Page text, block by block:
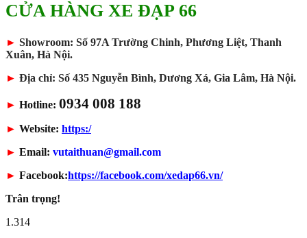
CỬA HÀNG XE ĐẠP 66
► Showroom: Số 97A Trường Chinh, Phương Liệt, Thanh
Xuân, Hà Nội.
► Địa chỉ: Số 435 Nguyễn Bình, Dương Xá, Gia Lâm, Hà Nội.
► Hotline: 0934 008 188
► Website: https:/
► Email: vutaithuan@gmail.com
► Facebook:https://facebook.com/xedap66.vn/
Trân trọng!
1.314